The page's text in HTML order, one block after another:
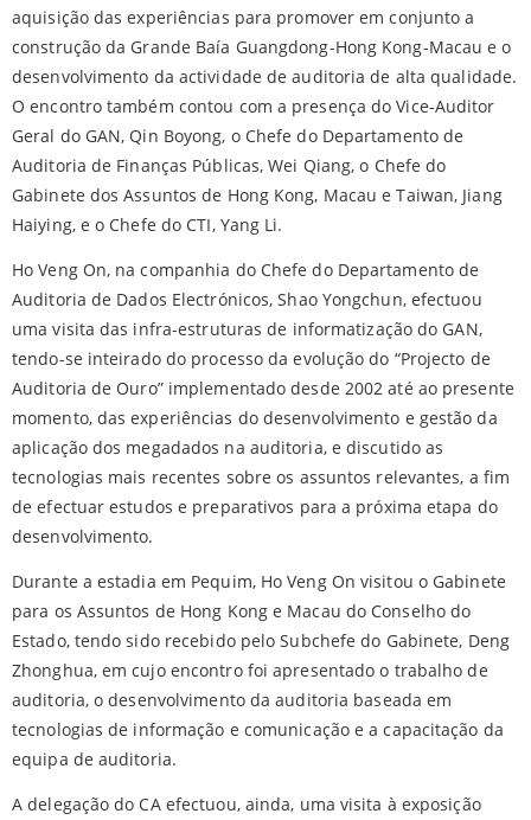
aquisição das experiências para promover em conjunto a
construção da Grande Baía Guangdong-Hong Kong-Macau e o
desenvolvimento da actividade de auditoria de alta qualidade.
O encontro também contou com a presença do Vice-Auditor
Geral do GAN, Qin Boyong, o Chefe do Departamento de
Auditoria de Finanças Públicas, Wei Qiang, o Chefe do
Gabinete dos Assuntos de Hong Kong, Macau e Taiwan, Jiang
Haiying, e o Chefe do CTI, Yang Li.
Ho Veng On, na companhia do Chefe do Departamento de
Auditoria de Dados Electrónicos, Shao Yongchun, efectuou
uma visita das infra-estruturas de informatização do GAN,
tendo-se inteirado do processo da evolução do “Projecto de
Auditoria de Ouro” implementado desde 2002 até ao presente
momento, das experiências do desenvolvimento e gestão da
aplicação dos megadados na auditoria, e discutido as
tecnologias mais recentes sobre os assuntos relevantes, a fim
de efectuar estudos e preparativos para a próxima etapa do
desenvolvimento.
Durante a estadia em Pequim, Ho Veng On visitou o Gabinete
para os Assuntos de Hong Kong e Macau do Conselho do
Estado, tendo sido recebido pelo Subchefe do Gabinete, Deng
Zhonghua, em cujo encontro foi apresentado o trabalho de
auditoria, o desenvolvimento da auditoria baseada em
tecnologias de informação e comunicação e a capacitação da
equipa de auditoria.
A delegação do CA efectuou, ainda, uma visita à exposição